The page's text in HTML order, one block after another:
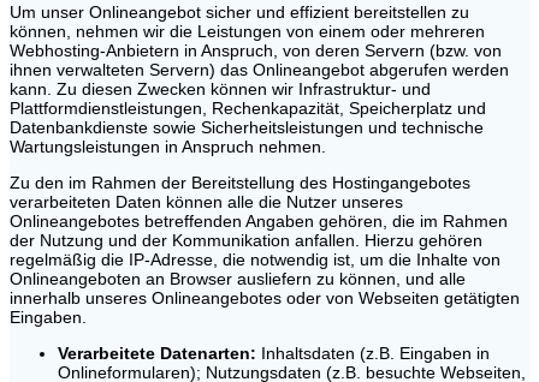
Um unser Onlineangebot sicher und effizient bereitstellen zu
können, nehmen wir die Leistungen von einem oder mehreren
Webhosting-Anbietern in Anspruch, von deren Servern (bzw. von
ihnen verwalteten Servern) das Onlineangebot abgerufen werden
kann. Zu diesen Zwecken können wir Infrastruktur- und
Plattformdienstleistungen, Rechenkapazität, Speicherplatz und
Datenbankdienste sowie Sicherheitsleistungen und technische
Wartungsleistungen in Anspruch nehmen.
Zu den im Rahmen der Bereitstellung des Hostingangebotes
verarbeiteten Daten können alle die Nutzer unseres
Onlineangebotes betreffenden Angaben gehören, die im Rahmen
der Nutzung und der Kommunikation anfallen. Hierzu gehören
regelmäßig die IP-Adresse, die notwendig ist, um die Inhalte von
Onlineangeboten an Browser ausliefern zu können, und alle
innerhalb unseres Onlineangebotes oder von Webseiten getätigten
Eingaben.
Verarbeitete Datenarten: Inhaltsdaten (z.B. Eingaben in
Onlineformularen); Nutzungsdaten (z.B. besuchte Webseiten,